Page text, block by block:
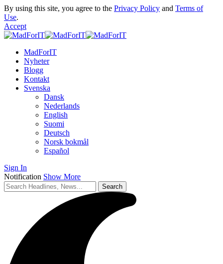
By using this site, you agree to the Privacy Policy and Terms of
Use.
Accept
MadForIT
Nyheter
Blogg
Kontakt
Svenska
Dansk
Nederlands
English
Suomi
Deutsch
Norsk bokmål
Español
Sign In
Notification Show More